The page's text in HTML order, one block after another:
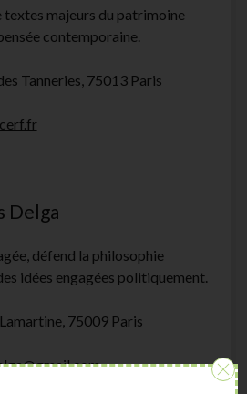
textes majeurs du patrimoine
contemporaine.
Tanneries, 75013 Paris
Delga
défend la philosophie
idées engagées politiquement.
75009 Paris